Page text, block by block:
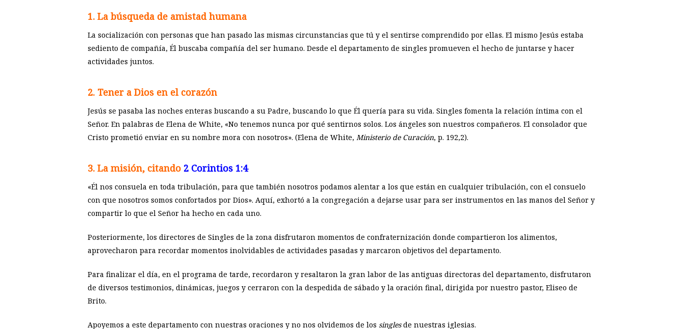
1. La búsqueda de amistad humana
La socialización con personas que han pasado las mismas circunstancias que tú y el sentirse comprendido por ellas. El mismo Jesús estaba
sediento de compañía, Él buscaba compañía del ser humano. Desde el departamento de singles promueven el hecho de juntarse y hacer
actividades juntos.
2. Tener a Dios en el corazón
Jesús se pasaba las noches enteras buscando a su Padre, buscando lo que Él quería para su vida. Singles fomenta la relación íntima con el
Señor. En palabras de Elena de White, «No tenemos nunca por qué sentirnos solos. Los ángeles son nuestros compañeros. El consolador que
Cristo prometió enviar en su nombre mora con nosotros». (Elena de White, Ministerio de Curación, p. 192,2).
3. La misión, citando 2 Corintios 1:4
«Él nos consuela en toda tribulación, para que también nosotros podamos alentar a los que están en cualquier tribulación, con el consuelo
con que nosotros somos confortados por Dios». Aquí, exhortó a la congregación a dejarse usar para ser instrumentos en las manos del Señor y
compartir lo que el Señor ha hecho en cada uno.
Posteriormente, los directores de Singles de la zona disfrutaron momentos de confraternización donde compartieron los alimentos,
aprovecharon para recordar momentos inolvidables de actividades pasadas y marcaron objetivos del departamento.
Para finalizar el día, en el programa de tarde, recordaron y resaltaron la gran labor de las antiguas directoras del departamento, disfrutaron
de diversos testimonios, dinámicas, juegos y cerraron con la despedida de sábado y la oración final, dirigida por nuestro pastor, Eliseo de
Brito.
Apoyemos a este departamento con nuestras oraciones y no nos olvidemos de los singlesde nuestras iglesias.